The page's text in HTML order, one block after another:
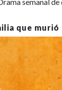
que murió